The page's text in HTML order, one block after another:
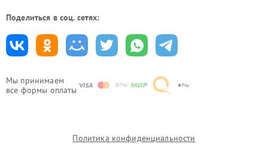
Мы принимаем
все формы оплаты
Поделиться в соц. сетях:
Политика конфиденциальности